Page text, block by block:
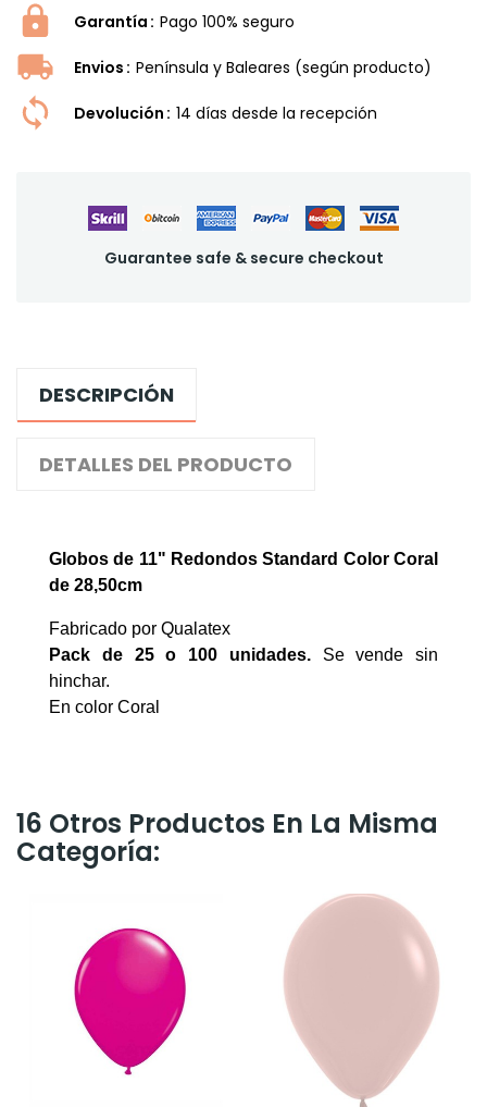
Garantía Pago 100% seguro
Envios Península y Baleares (según producto)
Devolución 14 dí­as desde la recepción
Guarantee safe & secure checkout
DESCRIPCIÓN
DETALLES DEL PRODUCTO
Globos de 11" Redondos Standard Color Coral
de 28,50cm
Fabricado por Qualatex
Pack de 25 o 100 unidades.Se vende sin
hinchar.
En color Coral
16 Otros Productos En La Misma
Categoría: